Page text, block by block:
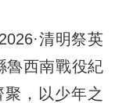
清明祭英
魯西南戰役紀
，以少年之